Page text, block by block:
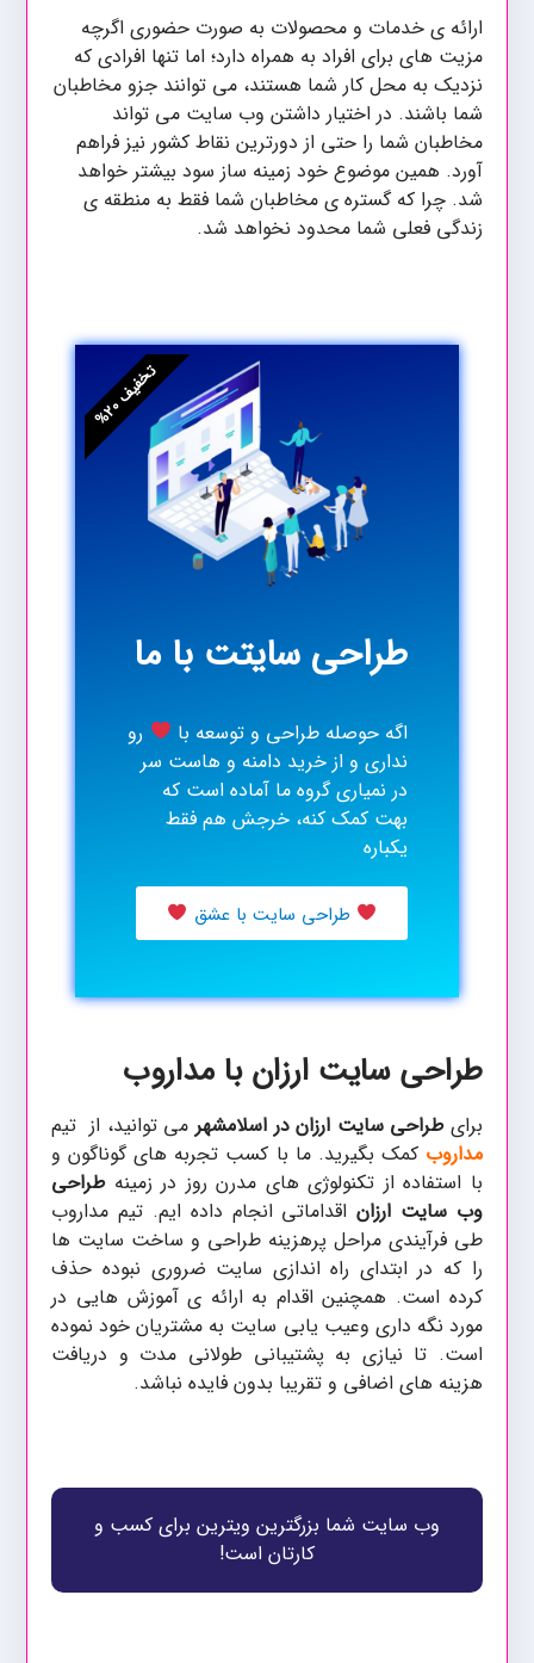
ارائه ی خدمات و محصولات به صورت حضوری اگرچه
مزیت های برای افراد به همراه دارد؛ اما تنها افرادی که
نزدیک به محل کار شما هستند، می توانند جزو مخاطبان
شما باشند. در اختیار داشتن وب سایت می تواند
مخاطبان شما را حتی از دورترین نقاط کشور نیز فراهم
آورد. همین موضوع خود زمینه ساز سود بیشتر خواهد
شد. چرا که گستره ی مخاطبان شما فقط به منطقه ی
زندگی فعلی شما محدود نخواهد شد.
طراحی سایتت با ما
اگه حوصله طراحی و توسعه با
رو
نداری و از خرید دامنه و هاست سر
در نمیاری گروه ما آماده است که
بهت کمک کنه، خرجش هم فقط
یکباره
طراحی سایت با عشق
ت
خ
ف
ی
ف
۲
۰
%
طراحی سایت ارزان با مداروب
برایطراحی سایت ارزان در اسلامشهر می توانید، از تیم
مداروب کمک بگیرید. ما با کسب تجربه های گوناگون و
با استفاده از تکنولوژی های مدرن روز در زمینهطراحی
وب سایت ارزاناقداماتی انجام داده ایم. تیم مداروب
طی فرآیندی مراحل پرهزینه طراحی و ساخت سایت ها
را که در ابتدای راه اندازی سایت ضروری نبوده حذف
کرده است. همچنین اقدام به ارائه ی آموزش هایی در
مورد نگه داری وعیب یابی سایت به مشتریان خود نموده
است. تا نیازی به پشتیبانی طولانی مدت و دریافت
هزینه های اضافی و تقریبا بدون فایده نباشد.
وب سایت شما بزرگترین ویترین برای کسب و
کارتان است!